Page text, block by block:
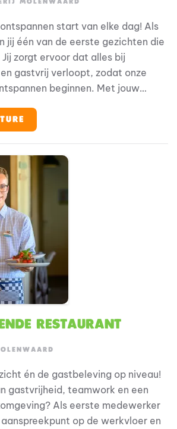
MOLENWAARD
start van elke dag! Als
jij één van de eerste gezichten die
zorgt ervoor dat alles bij
gastvrij verloopt, zodat onze
beginnen. Met jouw
Restaurant
én de gastbeleving op niveau!
gastvrijheid, teamwork en een
Als eerste medewerker
op de werkvloer en